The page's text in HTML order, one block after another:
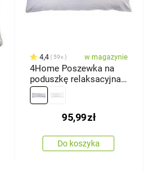
4,4 59x w magazynie
4Home Poszewka na
poduszkę relaksacyjna
Mąż zastępczy,
jasnoszara, 55 x 180 cm
95,99zł
Do koszyka